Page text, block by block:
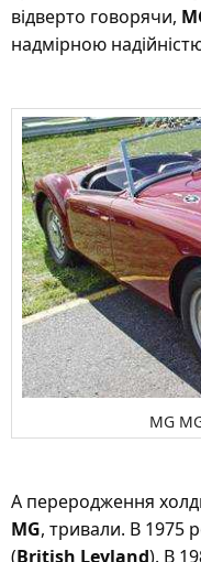
відверто говорячи,
надмірною
MG
А переродження
MG, тривали. В 1975
(British Leyland). В